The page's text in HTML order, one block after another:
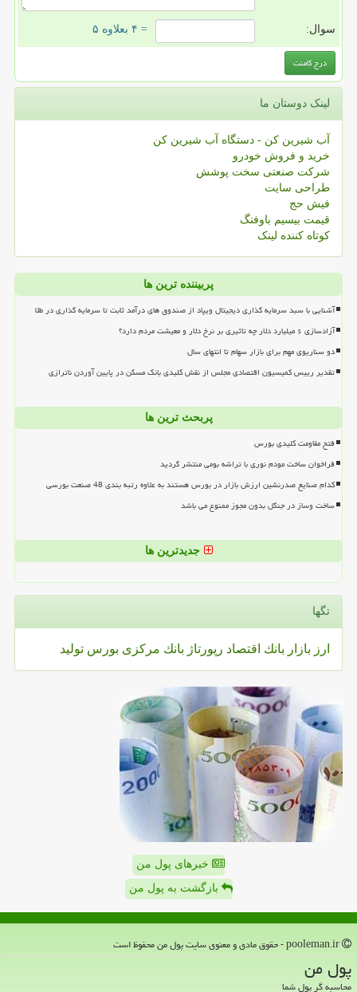
سوال: = ۴ بعلاوه ۵
لینک دوستان ما
آب شیرین کن - دستگاه آب شیرین کن
خرید و فروش خودرو
شرکت صنعتی سخت پوشش
طراحی سایت
فیش حج
قیمت بیسیم باوفنگ
کوتاه کننده لینک
پربیننده ترین ها
آشنایی با سبد سرمایه گذاری دیجیتال ویپاد از صندوق های درآمد ثابت تا سرمایه گذاری در طلا
آزادسازی ۶ میلیارد دلار چه تاثیری بر نرخ دلار و معیشت مردم دارد؟
دو سناریوی مهم برای بازار سهام تا انتهای سال
تقدیر رییس کمیسیون اقتصادی مجلس از نقش کلیدی بانک مسکن در پایین آوردن ناترازی
پربحث ترین ها
فتح مقاومت کلیدی بورس
فراخوان ساخت مودم نوری با تراشه بومی منتشر گردید
کدام صنایع صدرنشین ارزش بازار در بورس هستند به علاوه رتبه بندی 48 صنعت بورسی
ساخت وساز در جنگل بدون مجوز ممنوع می باشد
جدیدترین ها
تگها
ارز بازار بانك اقتصاد رپورتاژ بانك مركزی بورس تولید
خبرهای پول من
بازگشت به پول من
پول من
محاسبه گر پول شما